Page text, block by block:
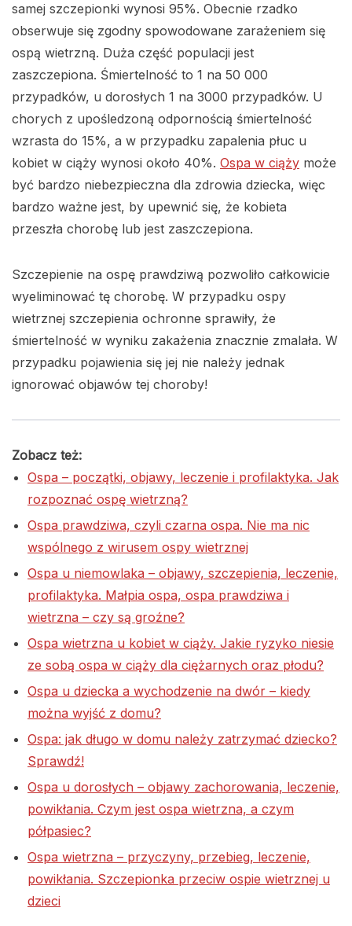
samej szczepionki wynosi 95%. Obecnie rzadko
obserwuje się zgodny spowodowane zarażeniem się
ospą wietrzną. Duża część populacji jest
zaszczepiona. Śmiertelność to 1 na 50 000
przypadków, u dorosłych 1 na 3000 przypadków. U
chorych z upośledzoną odpornością śmiertelność
wzrasta do 15%, a w przypadku zapalenia płuc u
kobiet w ciąży wynosi około 40%. Ospa w ciąży może
być bardzo niebezpieczna dla zdrowia dziecka, więc
bardzo ważne jest, by upewnić się, że kobieta
przeszła chorobę lub jest zaszczepiona.
Szczepienie na ospę prawdziwą pozwoliło całkowicie
wyeliminować tę chorobę. W przypadku ospy
wietrznej szczepienia ochronne sprawiły, że
śmiertelność w wyniku zakażenia znacznie zmalała. W
przypadku pojawienia się jej nie należy jednak
ignorować objawów tej choroby!
Zobacz też:
Ospa – początki, objawy, leczenie i profilaktyka. Jak
rozpoznać ospę wietrzną?
Ospa prawdziwa, czyli czarna ospa. Nie ma nic
wspólnego z wirusem ospy wietrznej
Ospa u niemowlaka – objawy, szczepienia, leczenie,
profilaktyka. Małpia ospa, ospa prawdziwa i
wietrzna – czy są groźne?
Ospa wietrzna u kobiet w ciąży. Jakie ryzyko niesie
ze sobą ospa w ciąży dla ciężarnych oraz płodu?
Ospa u dziecka a wychodzenie na dwór – kiedy
można wyjść z domu?
Ospa: jak długo w domu należy zatrzymać dziecko?
Sprawdź!
Ospa u dorosłych – objawy zachorowania, leczenie,
powikłania. Czym jest ospa wietrzna, a czym
półpasiec?
Ospa wietrzna – przyczyny, przebieg, leczenie,
powikłania. Szczepionka przeciw ospie wietrznej u
dzieci